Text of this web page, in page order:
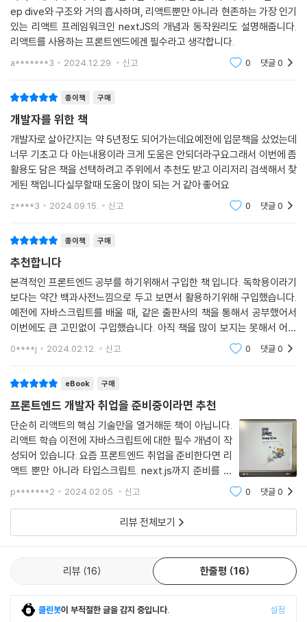
4.1 서버 사이드 렌더링이란?
__4.1.1 싱글 페이지 애플리케이션의 세상
__4.1.2 서버 사이드 렌더링이란?
__4.1.4 정리
__4.2.1 renderToString
__4.2.2 renderToStaticMarkup
__4.2.3 renderToNodeStream
__4.2.4 renderToStaticNodeStream
__4.2.5 hydrate
__4.2.6 서버 사이드 렌더링 예제 프로젝트
__4.2.7 정리
__4.3.1 Next.js란?
__4.3.3 Data Fetching
__4.3.4 스타일 적용하기
__4.3.5 _app.tsx 응용하기
__4.3.6 next.config.js 살펴보기
__4.3.7 정리
5.1 상태 관리는 왜 필요한가?
__5.1.2 정리
5.2 리액트 훅으로 시작하는 상태 관리
__5.2.1 가장 기본적인 방법: useState와 useReducer
__5.2.2 지역 상태의 한계를 벗어나보자: useState의 상태를 바깥으로
분리하기
__5.2.3 useState와 Context를 동시에 사용해 보기
__5.2.4 상태 관리 라이브러리 Recoil, Jotai, Zustand 살펴보기
06장: 리액트 개발 도구로 디버깅하기
6.1 리액트 개발 도구란?
ep dive와 구조와 거의 흡사하며, 리액트뿐만 아니라 현존하는 가장 인기
있는 리액트 프레임워크인 nextJS의 개념과 동작원리도 설명해줍니다.
리액트를 사용하는 프론트엔드에겐 필수라고 생각합니다.
a*******3 2024.12.29. 신고 0 댓글0
종이책 구매
개발자를 위한 책
개발자로 살아간지는 약 5년정도 되어가는데요예전에 입문책을 샀었는데
너무 기초고 다 아는내용이라 크게 도움은 안되더라구요그래서 이번에 좀
활용도 담은 책을 선택하려고 주위에서 추천도 받고 이리저리 검색해서 찾
게된 책입니다실무할때 도움이 많이 되는 거 같아 좋어요
z****3 2024.09.15. 신고 0 댓글0
종이책 구매
추천합니다
본격적인 프론트엔드 공부를 하기위해서 구입한 책 입니다. 독학용이라기
보다는 약간 백과사전느낌으로 두고 보면서 활용하기위해 구입했습니다.
예전에 자바스크립트를 배울 때, 같은 출판사의 책을 통해서 공부했어서
이번에도 큰 고민없이 구입했습니다. 아직 책을 많이 보지는 못해서 어떤
지 확실하게 말 할수는 없지만, 표지도 귀엽고, 공부라기도 좋을 것 같습니
0****j 2024.02.12. 신고 0 댓글0
eBook 구매
프론트엔드 개발자 취업을 준비중이라면 추천
단순히 리액트의 핵심 기술만을 열거해둔 책이 아닙니다.
리액트 학습 이전에 자바스크립트에 대한 필수 개념이 작
성되어 있습니다. 요즘 프론트엔드 취업을 준비한다면 리
액트 뿐만 아니라 타입스크립트. next.js까지 준비를 하
는데, 이 책에서도 마찬가지로 다루고 있어 구매했습니다.
각 챕터마다 농도 진하게 내용이 작성되어 있어 재미있게
p*******2 2024.02.05. 신고 0 댓글0
리뷰 전체보기
리뷰 16 한줄평 16
클린봇이 부적절한 글을 감지 중입니다. 설정